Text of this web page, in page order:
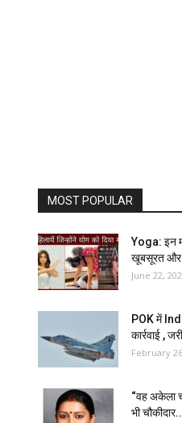
MOST POPULAR
Yoga: इन
खूबसूरत और
June 22,
POK में
कार्रवाई ,
February
“वह अकेला
भी